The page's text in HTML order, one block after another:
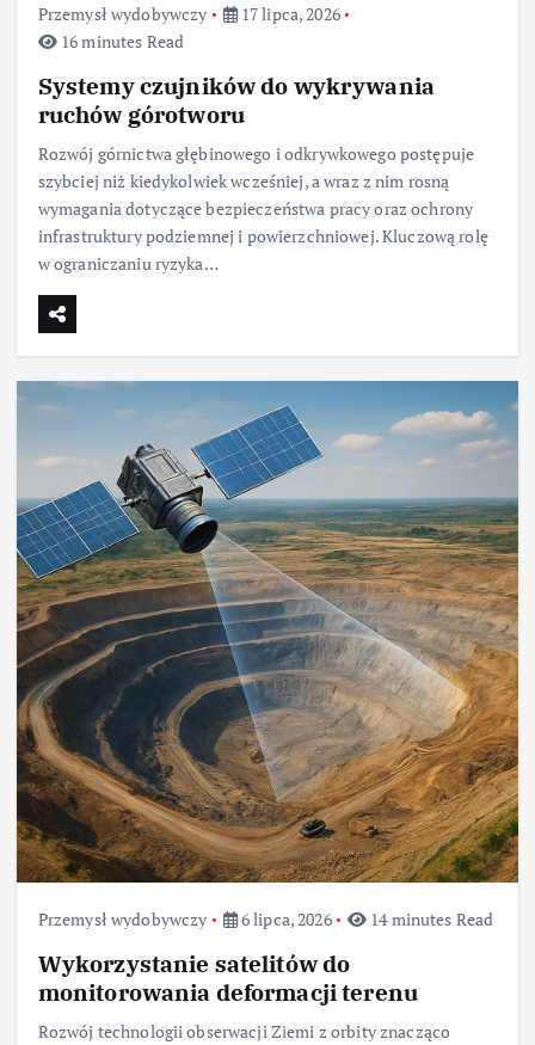
Przemysł wydobywczy
17 lipca, 2026
16 minutes Read
Systemy czujników do wykrywania
ruchów górotworu
Rozwój górnictwa głębinowego i odkrywkowego postępuje
szybciej niż kiedykolwiek wcześniej, a wraz z nim rosną
wymagania dotyczące bezpieczeństwa pracy oraz ochrony
infrastruktury podziemnej i powierzchniowej. Kluczową rolę
w ograniczaniu ryzyka…
Przemysł wydobywczy 6 lipca, 2026 14 minutes Read
Wykorzystanie satelitów do
monitorowania deformacji terenu
Rozwój technologii obserwacji Ziemi z orbity znacząco